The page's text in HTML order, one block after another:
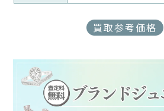
買取参考価格